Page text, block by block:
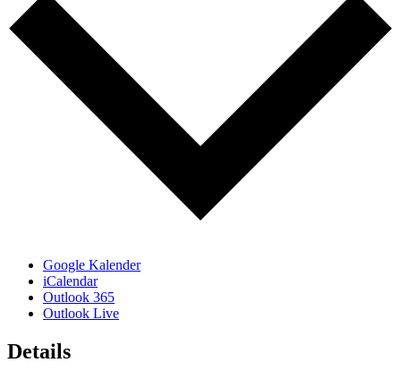
Google Kalender
iCalendar
Outlook 365
Outlook Live
Details